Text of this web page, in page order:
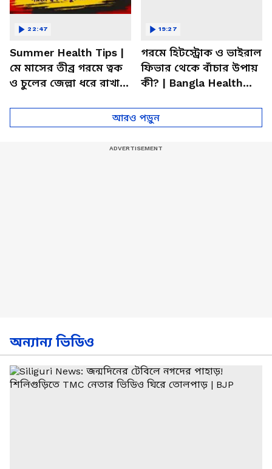
Summer Health Tips |
মে মাসের তীব্র গরমে ত্বক
ও চুলের জেল্লা ধরে রাখার
22:47
গরমে হিটস্ট্রোক ও ভাইরাল
ফিভার থেকে বাঁচার উপায়
কী? | Bangla Health
19:27
আরও পড়ুন
অন্যান্য ভিডিও